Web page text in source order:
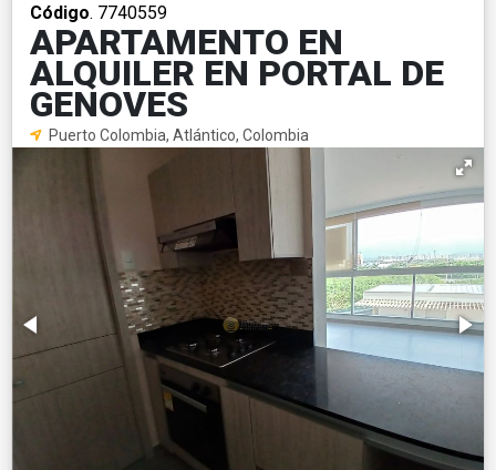
Código. 7740559
APARTAMENTO EN
ALQUILER EN PORTAL DE
GENOVES
Puerto Colombia, Atlántico, Colombia